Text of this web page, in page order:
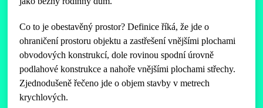
Co to je obestavěný prostor? Definice říká, že jde o
ohraničení prostoru objektu a zastřešení vnějšími plochami
obvodových konstrukcí, dole rovinou spodní úrovně
podlahové konstrukce a nahoře vnějšími plochami střechy.
Zjednodušeně řečeno jde o objem stavby v metrech
krychlových.